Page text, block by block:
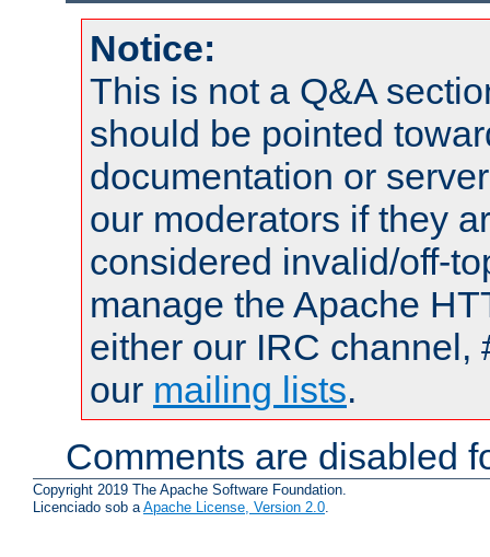
Notice:
This is not a Q&A
should be pointed
documentation or
our moderators if they
considered invalid/off-
manage the Apache
either our IRC channel,
our mailing lists.
Comments are disabled
Copyright 2019 The Apache Software Foundation.
Licenciado sob aApache License, Version 2.0.